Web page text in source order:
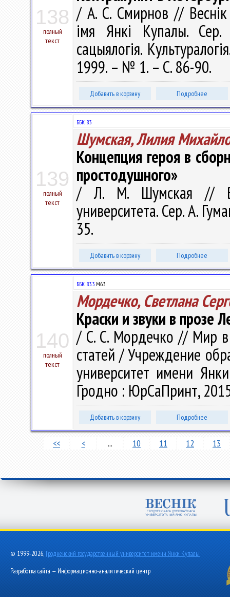
138
полный
текст
/ А. С. Смирнов // Веснік
імя Янкі Купалы. Сер.
сацыялогія.
1999. – № 1. – С. 86-90.
Добавить в корзину Подробнее
139
полный
текст
ББК 83
Шумская, Лилия
Концепция героя в
простодушного»
/ Л. М. Шумская //
университета. Сер. A.
35.
Добавить в корзину Подробнее
140
полный
текст
ББК 83.3 М63
Мордечко, Светлана
Краски и звуки в прозе
/ С. С. Мордечко // Мир в
статей / Учреждение
университет имени
Гродно : ЮрСаПринт,
Добавить в корзину Подробнее
<< < ... 10 11 12 13
© 1999-2026, Гродненский государственный университет имени Янки Купалы
Разработка сайта — Информационно-аналитический центр